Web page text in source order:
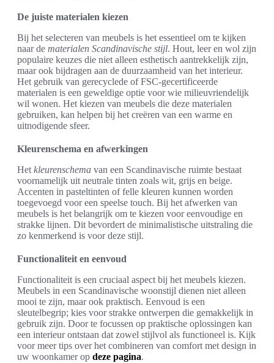
De juiste materialen kiezen
Bij het selecteren van meubels is het essentieel om te kijken
naar de materialen Scandinavische stijl. Hout, leer en wol zijn
populaire keuzes die niet alleen esthetisch aantrekkelijk zijn,
maar ook bijdragen aan de duurzaamheid van het interieur.
Het gebruik van gerecyclede of FSC-gecertificeerde
materialen is een geweldige optie voor wie milieuvriendelijk
wil wonen. Het kiezen van meubels die deze materialen
gebruiken, kan helpen bij het creëren van een warme en
uitnodigende sfeer.
Kleurenschema en afwerkingen
Het kleurenschema van een Scandinavische ruimte bestaat
voornamelijk uit neutrale tinten zoals wit, grijs en beige.
Accenten in pasteltinten of felle kleuren kunnen worden
toegevoegd voor een speelse touch. Bij het afwerken van
meubels is het belangrijk om te kiezen voor eenvoudige en
strakke lijnen. Dit bevordert de minimalistische uitstraling die
zo kenmerkend is voor deze stijl.
Functionaliteit en eenvoud
Functionaliteit is een cruciaal aspect bij het meubels kiezen.
Meubels in een Scandinavische woonstijl dienen niet alleen
mooi te zijn, maar ook praktisch. Eenvoud is een
sleutelbegrip; kies voor strakke ontwerpen die gemakkelijk in
gebruik zijn. Door te focussen op praktische oplossingen kan
een interieur ontstaan dat zowel stijlvol als functioneel is. Kijk
voor meer tips over het combineren van comfort met design in
uw woonkamer op deze pagina.